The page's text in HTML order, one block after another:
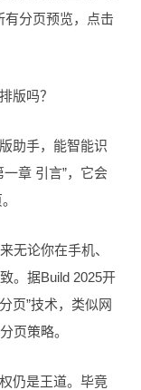
有分页预览，点击
版吗？
助手，能智能识
章 引言”，它会
无论你在手机、
。据Build 2025开
页”技术，类似网
页策略。
仍是王道。毕竟